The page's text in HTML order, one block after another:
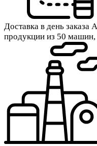
Доставка в день заказа
продукции из 50 машин,